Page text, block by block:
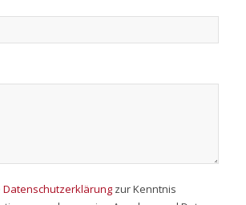
Datenschutzerklärungzur Kenntnis